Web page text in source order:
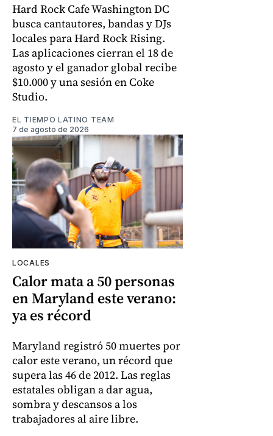
Hard Rock Cafe Washington DC
busca cantautores, bandas y DJs
locales para Hard Rock Rising.
Las aplicaciones cierran el 18 de
agosto y el ganador global recibe
$10.000 y una sesión en Coke
Studio.
EL TIEMPO LATINO TEAM
7 de agosto de 2026
LOCALES
Calor mata a 50 personas
en Maryland este verano:
ya es récord
Maryland registró 50 muertes por
calor este verano, un récord que
supera las 46 de 2012. Las reglas
estatales obligan a dar agua,
sombra y descansos a los
trabajadores al aire libre.